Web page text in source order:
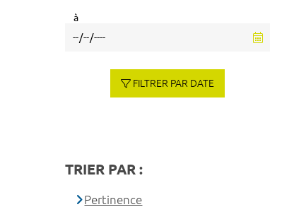
à
FILTRER PAR DATE
TRIER PAR :
Pertinence